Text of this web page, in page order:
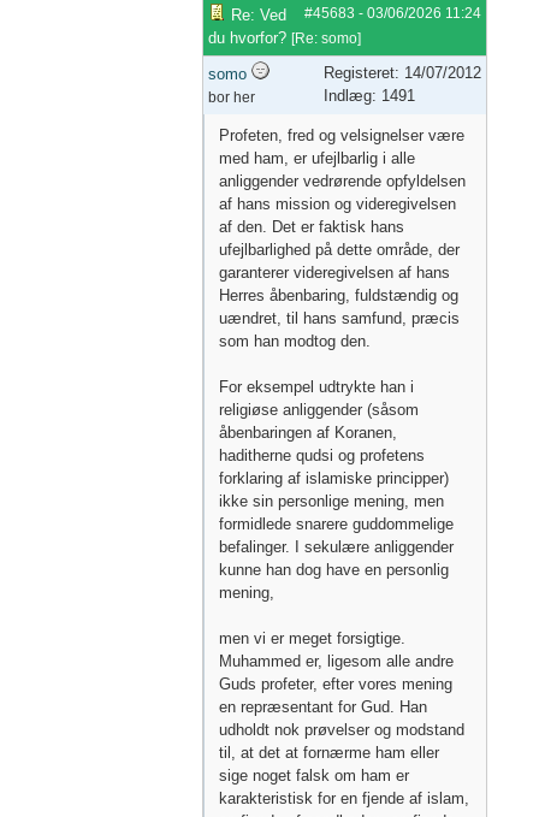
#45683 - 03/06/2026 11:24
Re: Ved
du hvorfor? [Re: somo]
somo
bor her
Registeret: 14/07/2012
Indlæg: 1491
Profeten, fred og velsignelser være
med ham, er ufejlbarlig i alle
anliggender vedrørende opfyldelsen
af ​​hans mission og videregivelsen
af ​​den. Det er faktisk hans
ufejlbarlighed på dette område, der
garanterer videregivelsen af ​​hans
Herres åbenbaring, fuldstændig og
uændret, til hans samfund, præcis
som han modtog den.
For eksempel udtrykte han i
religiøse anliggender (såsom
åbenbaringen af ​​Koranen,
haditherne qudsi og profetens
forklaring af islamiske principper)
ikke sin personlige mening, men
formidlede snarere guddommelige
befalinger. I sekulære anliggender
kunne han dog have en personlig
mening,
men vi er meget forsigtige.
Muhammed er, ligesom alle andre
Guds profeter, efter vores mening
en repræsentant for Gud. Han
udholdt nok prøvelser og modstand
til, at det at fornærme ham eller
sige noget falsk om ham er
karakteristisk for en fjende af islam,